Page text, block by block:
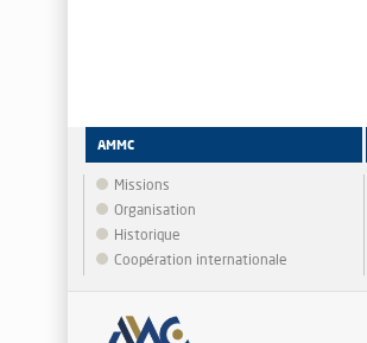
AMMC
Missions
Organisation
Historique
Coopération internationale